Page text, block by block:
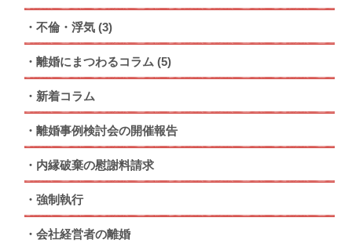
不倫・浮気 (3)
離婚にまつわるコラム (5)
新着コラム
離婚事例検討会の開催報告
内縁破棄の慰謝料請求
強制執行
会社経営者の離婚